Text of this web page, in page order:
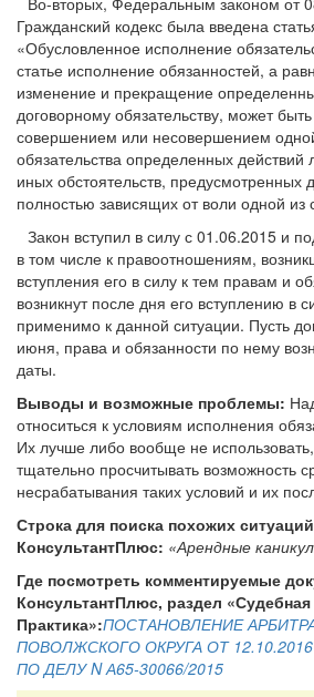
Гражданский кодекс была введена
«Обусловленное исполнение
статье исполнение обязанностей, а
изменение и прекращение
договорному обязательству, может
совершением или несовершением
обязательства определенных действий
иных обстоятельств, предусмотренных
полностью зависящих от воли одной из
Закон вступил в силу с 01.06.2015 и
в том числе к правоотношениям,
вступления его в силу к тем правам и
возникнут после дня его вступлению в
применимо к данной ситуации. Пусть
июня, права и обязанности по нему
даты.
Выводы и возможные проблемы:
относиться к условиям исполнения
Их лучше либо вообще не
тщательно просчитывать возможность
несрабатывания таких условий и их
Строка для поиска похожих
КонсультантПлюс: «Арендные
Где посмотреть комментируемые
КонсультантПлюс, раздел «Судебная
Практика»:ПОСТАНОВЛЕНИЕ
ПОВОЛЖСКОГО ОКРУГА ОТ 12.10.2016
ПО ДЕЛУ N А65-30066/2015